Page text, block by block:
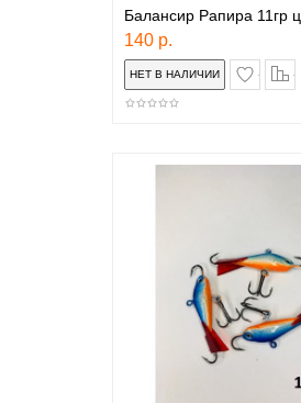
Балансир Рапира 11гр
140 р.
в